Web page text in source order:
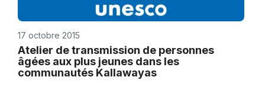
17 octobre 2015
Atelier de transmission de personnes
âgées aux plus jeunes dans les
communautés Kallawayas